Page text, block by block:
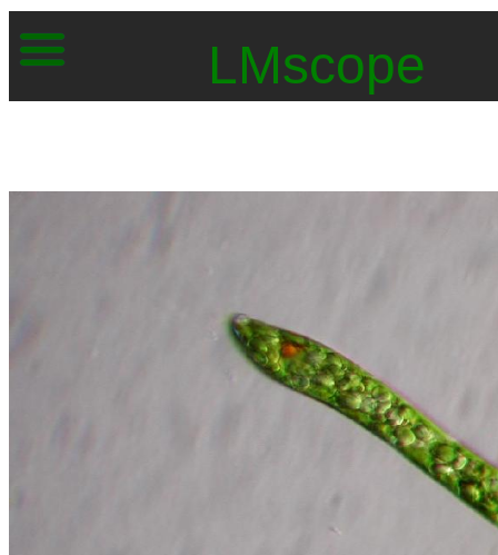
LMscope